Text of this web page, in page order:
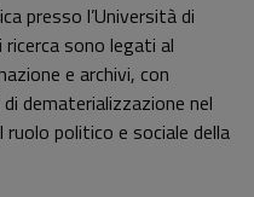
presso l’Università di
sono legati al
e archivi, con
dematerializzazione nel
politico e sociale della